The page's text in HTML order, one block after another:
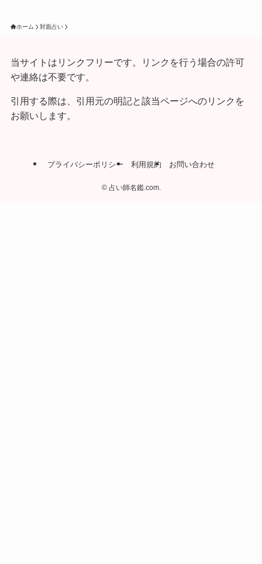
ホーム 対面占い
当サイトはリンクフリーです。リンクを行う場合の許可
や連絡は不要です。
引用する際は、引用元の明記と該当ページへのリンクを
お願いします。
プライバシーポリシー 利用規約 お問い合わせ
©占い師名鑑.com.